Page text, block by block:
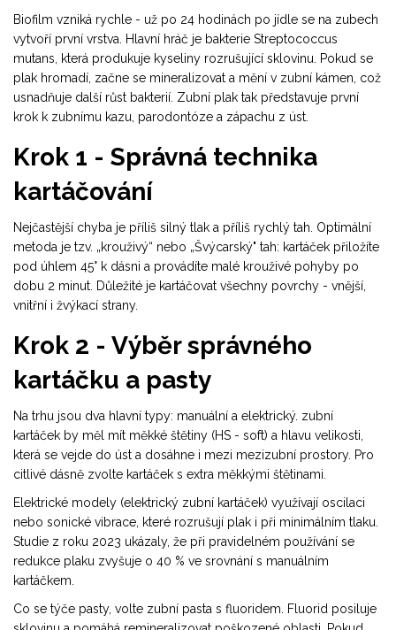
Biofilm vzniká rychle - už po 24 hodinách po jídle se na zubech
vytvoří první vrstva. Hlavní hráč je bakterie Streptococcus
mutans , která produkuje kyseliny rozrušující sklovinu. Pokud se
plak hromadí, začne se mineralizovat a mění v zubní kámen, což
usnadňuje další růst bakterií. Zubní plak tak představuje první
krok k zubnímu kazu, parodontóze a zápachu z úst.
Krok 1 - Správná technika
kartáčování
Nejčastější chyba je příliš silný tlak a příliš rychlý tah. Optimální
metoda je tzv. „krouživý“ nebo „Švýcarský" tah: kartáček přiložíte
pod úhlem 45° k dásni a provádíte malé krouživé pohyby po
dobu 2 minut. Důležité je kartáčovat všechny povrchy - vnější,
vnitřní i žvýkací strany.
Krok 2 - Výběr správného
kartáčku a pasty
Na trhu jsou dva hlavní typy: manuální a elektrický. zubní
kartáček by měl mít měkké štětiny (HS - soft) a hlavu velikosti,
která se vejde do úst a dosáhne i mezi mezizubní prostory. Pro
citlivé dásně zvolte kartáček s extra měkkými štětinami.
Elektrické modely (elektrický zubní kartáček) využívají oscilaci
nebo sonické vibrace, které rozrušují plak i při minimálním tlaku.
Studie z roku 2023 ukázaly, že při pravidelném používání se
redukce plaku zvyšuje o 40 % ve srovnání s manuálním
kartáčkem.
Co se týče pasty, volte zubní pasta s fluoridem . Fluorid posiluje